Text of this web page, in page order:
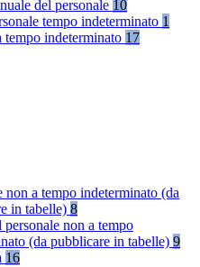
del personale 10
tempo indeterminato 1
tempo indeterminato 17
non a tempo indeterminato (da
in tabelle) 8
personale non a tempo
(da pubblicare in tabelle) 9
16